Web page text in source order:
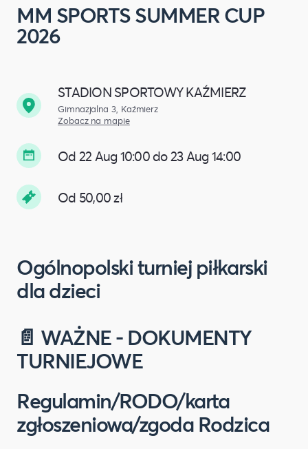
MM SPORTS SUMMER CUP
2026
STADION SPORTOWY KAŹMIERZ
Gimnazjalna 3, Kaźmierz
Zobacz na mapie
Od 22 Aug 10:00 do 23 Aug 14:00
Od 50,00 zł
Ogólnopolski turniej piłkarski
dla dzieci
📄 WAŻNE - DOKUMENTY
TURNIEJOWE
Regulamin/RODO/karta
zgłoszeniowa/zgoda Rodzica